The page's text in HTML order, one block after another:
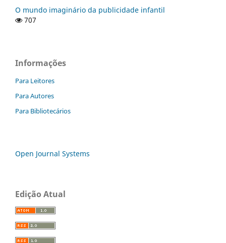
O mundo imaginário da publicidade infantil
707
Informações
Para Leitores
Para Autores
Para Bibliotecários
Open Journal Systems
Edição Atual